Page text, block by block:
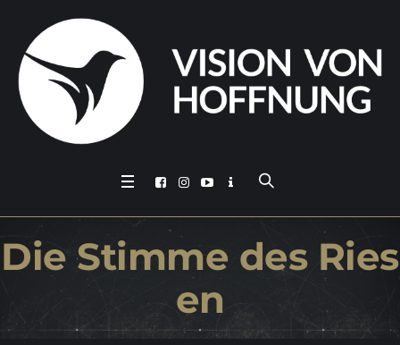
Die Stim­me des Ries
en